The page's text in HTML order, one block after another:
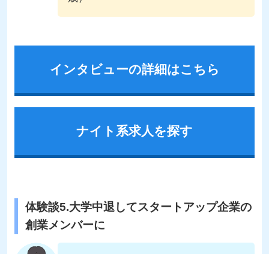
インタビューの詳細はこちら
ナイト系求人を探す
体験談5.大学中退してスタートアップ企業の
創業メンバーに